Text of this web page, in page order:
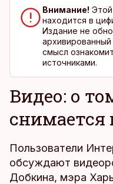
Внимание!
находится в
Издание не
смысл
источниками.
Видео: о
снимается
Пользователи
обсуждают
Добкина, мэра